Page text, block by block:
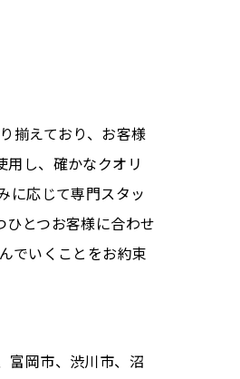
揃えており、お客様
し、確かなクオリ
に応じて専門スタッ
とつお客様に合わせ
でいくことをお約束
富岡市、渋川市、沼